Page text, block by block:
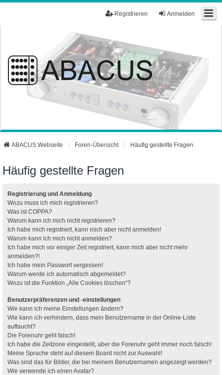
Anmelden
Registrieren
ABACUS Webseite Foren-Übersicht Häufig gestellte Fragen
Häufig gestellte Fragen
Registrierung und Anmeldung
Wozu muss ich mich registrieren?
Was ist COPPA?
Warum kann ich mich nicht registrieren?
Ich habe mich registriert, kann mich aber nicht anmelden!
Warum kann ich mich nicht anmelden?
Ich habe mich vor einiger Zeit registriert, kann mich aber nicht mehr
anmelden?!
Ich habe mein Passwort vergessen!
Warum werde ich automatisch abgemeldet?
Wozu ist die Funktion „Alle Cookies löschen“?
Benutzerpräferenzen und -einstellungen
Wie kann ich meine Einstellungen ändern?
Wie kann ich verhindern, dass mein Benutzername in der Online-Liste
auftaucht?
Die Forenuhr geht falsch!
Ich habe die Zeitzone eingestellt, aber die Forenuhr geht immer noch falsch!
Meine Sprache steht auf diesem Board nicht zur Auswahl!
Was sind das für Bilder, die bei meinem Benutzernamen angezeigt werden?
Wie verwende ich einen Avatar?